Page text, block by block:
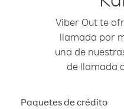
Viber Out te
llamada por
una de
de llamada
Paquetes de crédito